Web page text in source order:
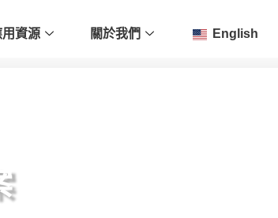
用資源 關於我們 English